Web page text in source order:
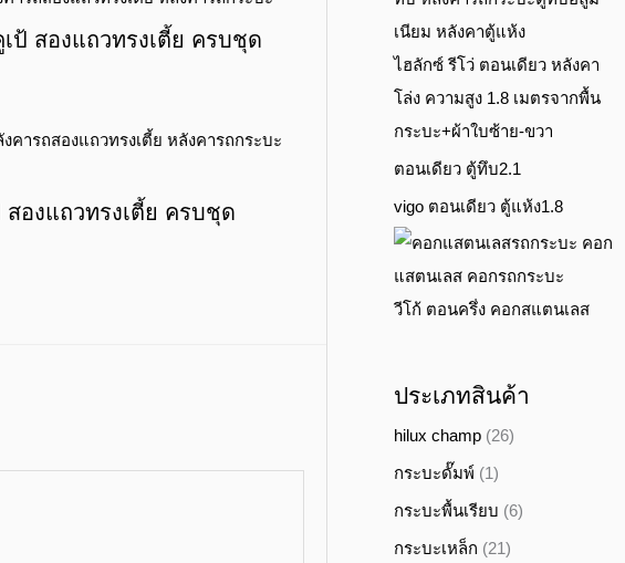
ป้ สองแถวทรงเตี้ย ครบชุด
สองแถวทรงเตี้ย ครบชุด
ไฮลักซ์ รีโว่ ตอนเดียว หลังคา
โล่ง ความสูง 1.8 เมตรจากพื้น
กระบะ+ผ้าใบซ้าย-ขวา
ตอนเดียว ตู้ทึบ2.1
vigo ตอนเดียว ตู้แห้ง1.8
วีโก้ ตอนครึ่ง คอกสแตนเลส
ประเภทสินค้า
hilux champ (26)
กระบะดั๊มพ์ (1)
กระบะพื้นเรียบ (6)
กระบะเหล็ก (21)